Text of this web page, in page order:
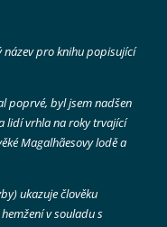
název pro knihu popisující
poprvé, byl jsem nadšen
lidí vrhla na roky trvající
Magalhãesovy lodě a
ukazuje člověku
v souladu s